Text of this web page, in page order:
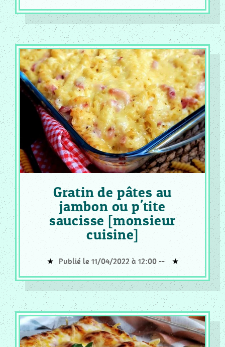
GLACE
ET
SORBET
MC
RISOTTO
COOKEO
ENTREE
COOKEO
PLAT
COOKEO
PAIN
CF
_
RECETTES
SUCREES
Gratin de pâtes au
jambon ou p'tite
saucisse [monsieur
cuisine]
Publié le 11/04/2022 à 12:00 --